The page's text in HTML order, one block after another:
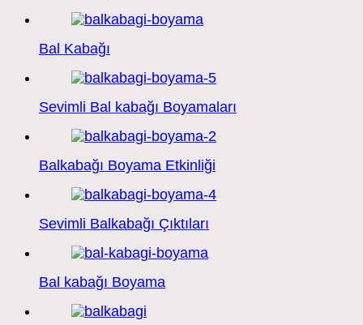
Bal Kabağı
Sevimli Bal kabağı Boyamaları
Balkabağı Boyama Etkinliği
Sevimli Balkabağı Çıktıları
Bal kabağı Boyama